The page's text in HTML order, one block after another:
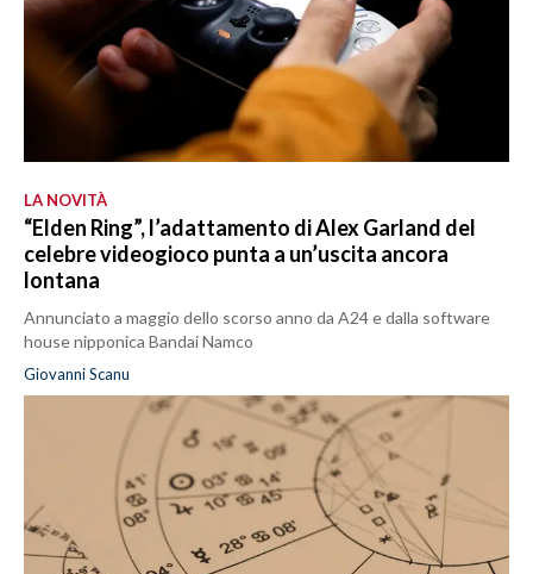
LA NOVITÀ
“Elden Ring”, l’adattamento di Alex Garland del
celebre videogioco punta a un’uscita ancora
lontana
Annunciato a maggio dello scorso anno da A24 e dalla software
house nipponica Bandai Namco
Giovanni Scanu